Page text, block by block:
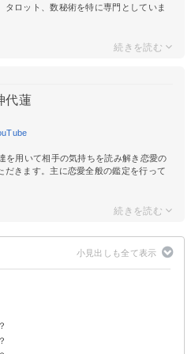
タロット、数秘術を特に専門としていま
代蓮
を用いて相手の気持ちを読み解き恋愛の
だきます。主に恋愛全般の鑑定を行って
示
た体験談
夢】
【吉夢】
夢】